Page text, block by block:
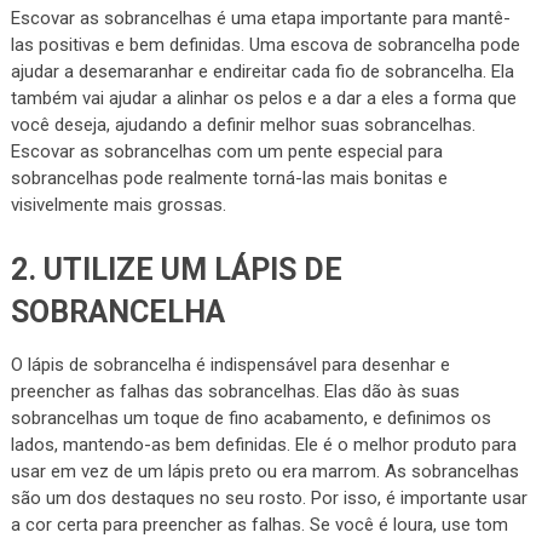
Escovar as sobrancelhas é uma etapa importante para mantê-
las positivas e bem definidas. Uma escova de sobrancelha pode
ajudar a desemaranhar e endireitar cada fio de sobrancelha. Ela
também vai ajudar a alinhar os pelos e a dar a eles a forma que
você deseja, ajudando a definir melhor suas sobrancelhas.
Escovar as sobrancelhas com um pente especial para
sobrancelhas pode realmente torná-las mais bonitas e
visivelmente mais grossas.
2. UTILIZE UM LÁPIS DE
SOBRANCELHA
O lápis de sobrancelha é indispensável para desenhar e
preencher as falhas das sobrancelhas. Elas dão às suas
sobrancelhas um toque de fino acabamento, e definimos os
lados, mantendo-as bem definidas. Ele é o melhor produto para
usar em vez de um lápis preto ou era marrom. As sobrancelhas
são um dos destaques no seu rosto. Por isso, é importante usar
a cor certa para preencher as falhas. Se você é loura, use tom